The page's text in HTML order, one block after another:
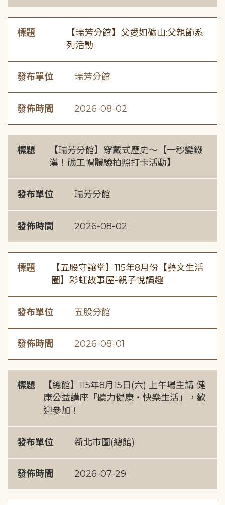
標題
【瑞芳分館】父愛如礦山:父親節系
列活動
發布單位 瑞芳分館
發佈時間 2026-08-02
標題
【瑞芳分館】穿戴式歷史〜【一秒變鐵
漢！礦工帽體驗拍照打卡活動】
發布單位 瑞芳分館
發佈時間 2026-08-02
標題
【五股守讓堂】115年8月份【藝文生活
圈】彩虹故事屋-親子悅讀趣
發布單位 五股分館
發佈時間 2026-08-01
標題
【總館】115年8月15日(六) 上午場主講 健
康公益講座「聽力健康・快樂生活」，歡
迎參加！
發布單位 新北市圖(總館)
發佈時間 2026-07-29